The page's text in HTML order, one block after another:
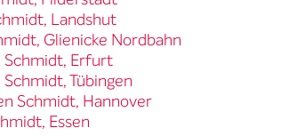
Landshut
Glienicke Nordbahn
Erfurt
Tübingen
Schmidt, Hannover
Essen